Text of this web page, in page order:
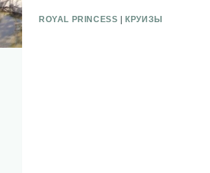
ROYAL PRINCESS КРУИЗЫ